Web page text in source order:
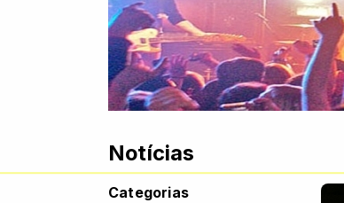
Notícias
Categorias